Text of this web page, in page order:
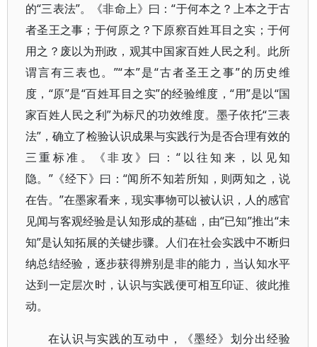
的“三表法”。《非命上》曰：“于何本之？上本之于古
者圣王之事；于何原之？下原察百姓耳目之实；于何
用之？废以为刑政，观其中国家百姓人民之利。此所
谓言有三表也。”“本”是“古者圣王之事”的历史维
度，“原”是“百姓耳目之实”的经验维度，“用”是以“国
家百姓人民之利”为标尺的功效维度。墨子依托“三表
法”，确立了检验认识成果与实践行为是否合理有效的
三重标准。《非攻》曰：“以往知来，以见知
隐。”《经下》曰：“闻所不知若所知，则两知之，说
在告。”在墨家看来，现实事物可以被认识，人的感官
见闻与客观经验是认知形成的基础，由“已知”推出“未
知”是认知拓展的关键步骤。人们在社会实践中不断归
纳总结经验，逐步获得辨别是非的能力，当认知水平
达到一定层次时，认识与实践便可相互印证、彼此推
动。
在认识与实践的互动中，《墨经》划分出经验